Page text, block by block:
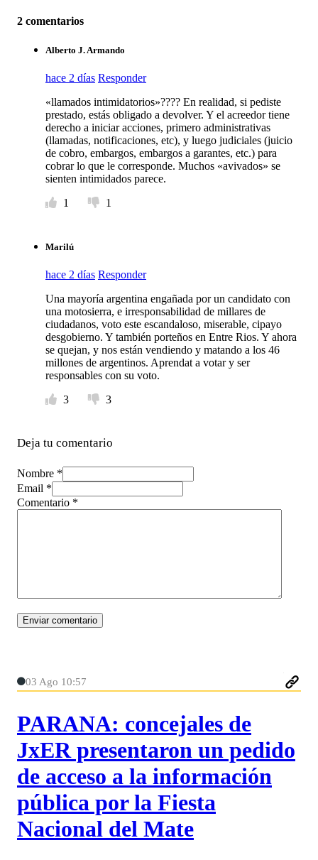
2 comentarios
Alberto J. Armando
hace 2 días Responder
«llamados intimidatorios»???? En realidad, si pediste
prestado, estás obligado a devolver. Y el acreedor tiene
derecho a iniciar acciones, primero administrativas
(llamadas, notificaciones, etc), y luego judiciales (juicio
de cobro, embargos, embargos a garantes, etc.) para
cobrar lo que le corresponde. Muchos «avivados» se
sienten intimidados parece.
1
1
Marilú
hace 2 días Responder
Una mayoría argentina engañada por un candidato con
una motosierra, e irresponsabilidad de millares de
ciudadanos, voto este escandaloso, miserable, cipayo
desgobierno. Y también porteños en Entre Rios. Y ahora
se quejan, y nos están vendiendo y matando a los 46
millones de argentinos. Aprendat a votar y ser
responsables con su voto.
3
3
Deja tu comentario
Nombre *
Email *
Comentario *
03 Ago 10:57
PARANA: concejales de
JxER presentaron un pedido
de acceso a la información
pública por la Fiesta
Nacional del Mate